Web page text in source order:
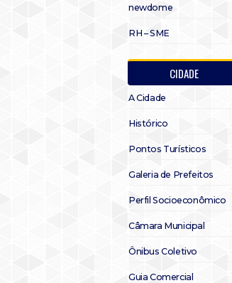
newdome
RH – SME
CIDADE
A Cidade
Histórico
Pontos Turísticos
Galeria de Prefeitos
Perfil Socioeconômico
Câmara Municipal
Ônibus Coletivo
Guia Comercial